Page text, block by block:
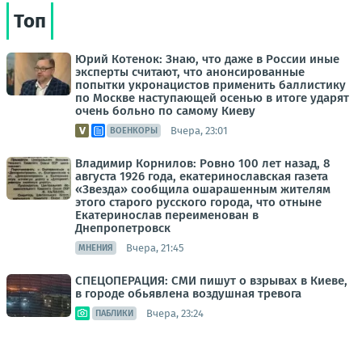
Топ
Юрий Котенок: Знаю, что даже в России иные
эксперты считают, что анонсированные
попытки укронацистов применить баллистику
по Москве наступающей осенью в итоге ударят
очень больно по самому Киеву
ВОЕНКОРЫ Вчера, 23:01
Владимир Корнилов: Ровно 100 лет назад, 8
августа 1926 года, екатеринославская газета
«Звезда» сообщила ошарашенным жителям
этого старого русского города, что отныне
Екатеринослав переименован в
Днепропетровск
МНЕНИЯ Вчера, 21:45
СПЕЦОПЕРАЦИЯ: СМИ пишут о взрывах в Киеве,
в городе обьявлена воздушная тревога
ПАБЛИКИ Вчера, 23:24